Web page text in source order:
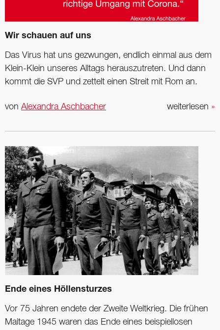
Wir schauen auf uns
Das Virus hat uns gezwungen, endlich einmal aus dem
Klein-Klein unseres Alltags herauszutreten. Und dann
kommt die SVP und zettelt einen Streit mit Rom an.
weiterlesen »
von Alexandra Aschbacher
Ende eines Höllensturzes
Vor 75 Jahren endete der Zweite Weltkrieg. Die frühen
Maitage 1945 waren das Ende eines beispiellosen